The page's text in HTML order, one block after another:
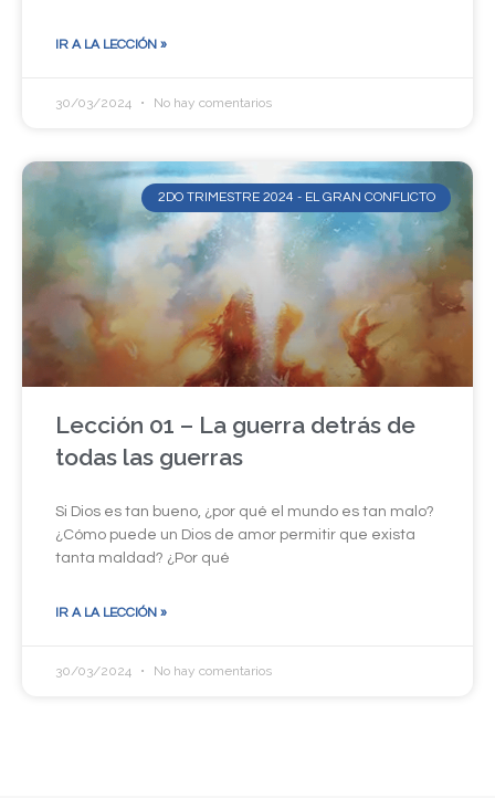
IR A LA LECCIÓN »
30/03/2024 No hay comentarios
2DO TRIMESTRE 2024 - EL GRAN CONFLICTO
Lección 01 – La guerra detrás de
todas las guerras
Si Dios es tan bueno, ¿por qué el mundo es tan malo?
¿Cómo puede un Dios de amor permitir que exista
tanta maldad? ¿Por qué
IR A LA LECCIÓN »
30/03/2024 No hay comentarios